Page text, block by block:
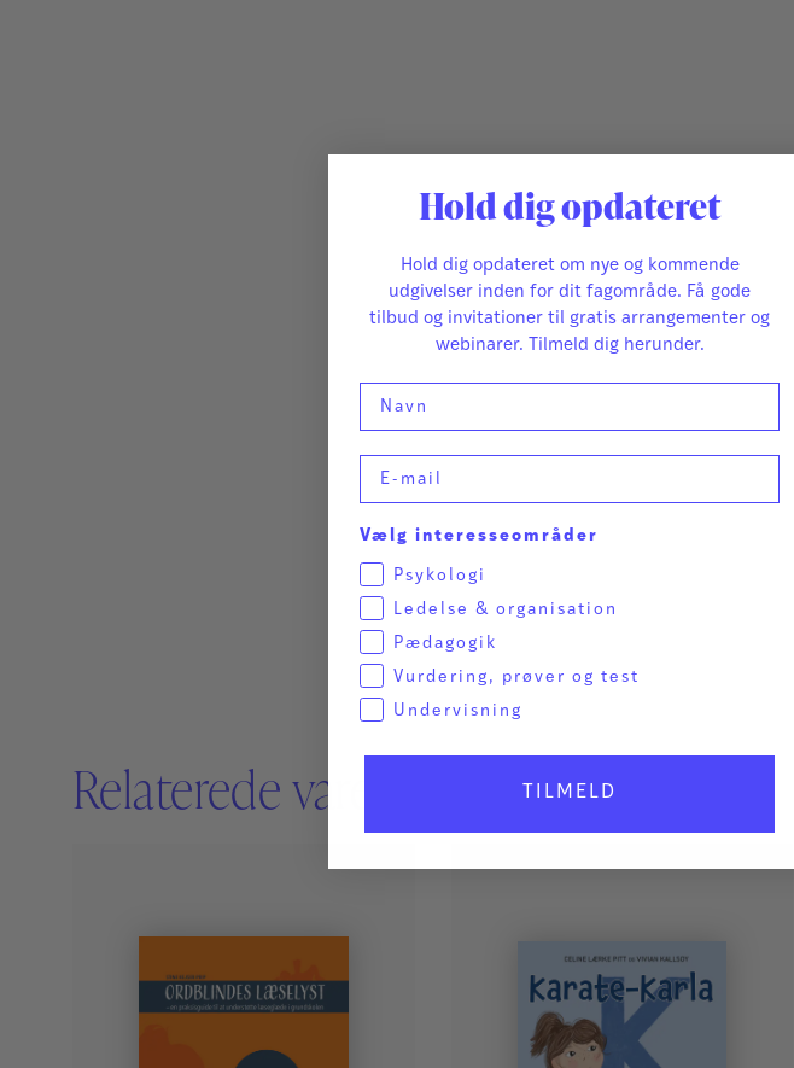
Relaterede varer
Hold dig opdateret
Hold dig opdateret om nye og kommende
udgivelser inden for dit fagområde. Få gode
tilbud og invitationer til gratis arrangementer og
webinarer. Tilmeld dig herunder.
Vælg interesseområder
Psykologi
Ledelse & organisation
Pædagogik
Vurdering, prøver og test
Undervisning
TILMELD